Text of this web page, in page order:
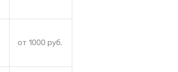
от 1000 руб.